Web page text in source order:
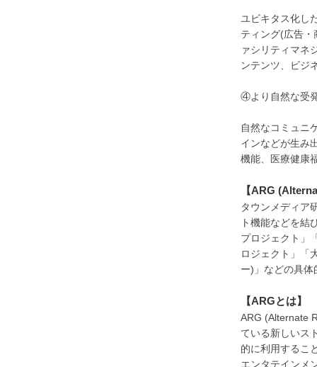
ユビキタス化し
ティング(広告
ァシリティマネ
ンテンツ、ビジ
④より自然な受
自然なコミュニ
インなどが生み
機能、医療健康
【ARG
タウンメディア
ト機能などを結
プロジェクト」
ロジェクト」「
ー)」などの具
【ARGとは】
ARG (Alternate
ている新しいス
的に利用するこ
エンタテインメ